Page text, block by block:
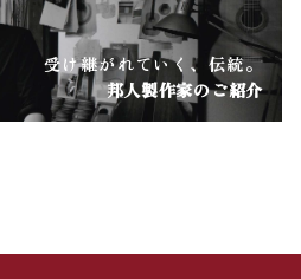
受け継がれていく、伝統。
邦人製作家のご紹介